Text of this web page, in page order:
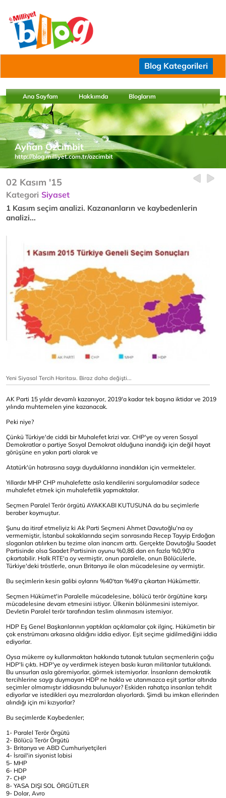
Blog Kategorileri
Ana Sayfam Hakkımda Bloglarım
Ayhan Özcimbit
http://blog.milliyet.com.tr/ozcimbit
02 Kasım '15
Kategori Siyaset
1 Kasım seçim analizi. Kazananların ve kaybedenlerin
analizi...
Yeni Siyasal Tercih Haritası. Biraz daha değişti...
AK Parti 15 yıldır devamlı kazanıyor, 2019'a kadar tek başına iktidar ve 2019
yılında muhtemelen yine kazanacak.
Peki niye?
Çünkü Türkiye'de ciddi bir Muhalefet krizi var. CHP'ye oy veren Sosyal
Demokratlar o partiye Sosyal Demokrat olduğuna inandığı için değil hayat
görüşüne en yakın parti olarak ve
Atatürk'ün hatırasına saygı duyduklarına inandıkları için vermekteler.
Yıllardır MHP CHP muhalefette asla kendilerini sorgulamadılar sadece
muhalefet etmek için muhalefetlik yapmaktalar.
Seçmen Paralel Terör örgütü AYAKKABI KUTUSUNA da bu seçimlerle
beraber koymuştur.
Şunu da itiraf etmeliyiz ki Ak Parti Seçmeni Ahmet Davutoğlu'na oy
vermemiştir, İstanbul sokaklarında seçim sonrasında Recep Tayyip Erdoğan
sloganları atılırken bu tezime olan inancım arttı. Gerçekte Davutoğlu Saadet
Partisinde olsa Saadet Partisinin oyunu %0,86 dan en fazla %0,90'a
çıkartabilir. Halk RTE'a oy vermiştir, onun paralelle, onun Bölücülerle,
Türkiye'deki tröstlerle, onun Britanya ile olan mücadelesine oy vermiştir.
Bu seçimlerin kesin galibi oylarını %40'tan %49'a çıkartan Hükümettir.
Seçmen Hükümet'in Paralelle mücadelesine, bölücü terör örgütüne karşı
mücadelesine devam etmesini istiyor. Ülkenin bölünmesini istemiyor.
Devletin Paralel terör tarafından teslim alınmasını istemiyor.
HDP Eş Genel Başkanlarının yaptıkları açıklamalar çok ilginç. Hükümetin bir
çok enstrümanı arkasına aldığını iddia ediyor. Eşit seçime gidilmediğini iddia
ediyorlar.
Oysa mükerre oy kullanmaktan hakkında tutanak tutulan seçmenlerin çoğu
HDP'li çıktı. HDP'ye oy verdirmek isteyen baskı kuran militanlar tutuklandı.
Bu unsurları asla göremiyorlar, görmek istemiyorlar. İnsanların demokratik
tercihlerine saygı duymayan HDP ne hakla ve utanmazca eşit şartlar altında
seçimler olmamıştır iddiasında bulunuyor? Eskiden rahatça insanları tehdit
ediyorlar ve istedikleri oyu mezralardan alıyorlardı. Şimdi bu imkan ellerinden
alındığı için mi kızıyorlar?
Bu seçimlerde Kaybedenler;
1- Paralel Terör Örgütü
2- Bölücü Terör Örgütü
3- Britanya ve ABD Cumhuriyetçileri
4- İsrail'in siyonist lobisi
5- MHP
6- HDP
7- CHP
8- YASA DIŞI SOL ÖRGÜTLER
9- Dolar, Avro